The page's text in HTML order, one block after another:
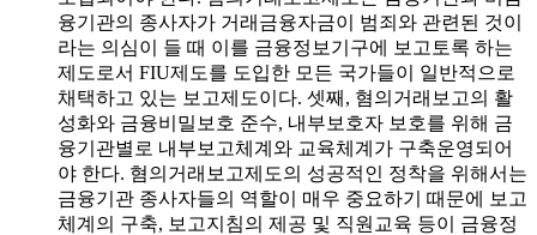
융기관의 종사자가 거래금융자금이 범죄와 관련된 것이
라는 의심이 들 때 이를 금융정보기구에 보고토록 하는
제도로서 FIU제도를 도입한 모든 국가들이 일반적으로
채택하고 있는 보고제도이다. 셋째, 혐의거래보고의 활
성화와 금융비밀보호 준수, 내부보호자 보호를 위해 금
융기관별로 내부보고체계와 교육체계가 구축운영되어
야 한다. 혐의거래보고제도의 성공적인 정착을 위해서는
금융기관 종사자들의 역할이 매우 중요하기 때문에 보고
체계의 구축, 보고지침의 제공 및 직원교육 등이 금융정